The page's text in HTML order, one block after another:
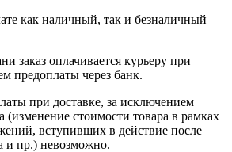
как наличный, так и безналичный
заказ оплачивается курьеру при
предоплаты через банк.
при доставке, за исключением
(изменение стоимости товара в рамках
вступивших в действие после
и пр.) невозможно.